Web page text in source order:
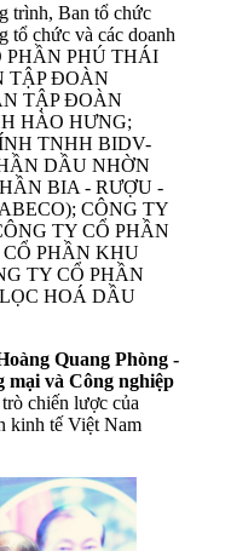
trình, Ban tổ chức
tổ chức và các doanh
PHẦN PHÚ THÁI
TẬP ĐOÀN
TẬP ĐOÀN
HÀO HƯNG;
TNHH BIDV-
DẦU NHỜN
BIA - RƯỢU -
CÔNG TY
TY CỔ PHẦN
PHẦN KHU
TY CỔ PHẦN
HOÁ DẦU
Quang Phòng -
và Công nghiệp
chiến lược của
kinh tế Việt Nam